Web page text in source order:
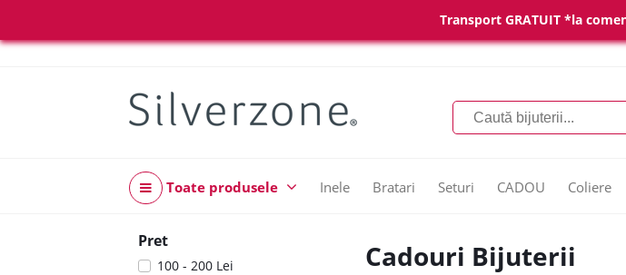
Transport GRATUIT *la
Toate produsele Inele Bratari Seturi CADOU Coliere
Pret
100 - 200 Lei
Cadouri Bijuterii